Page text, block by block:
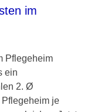
im
Pflegeheim
ein
2. Ø
je